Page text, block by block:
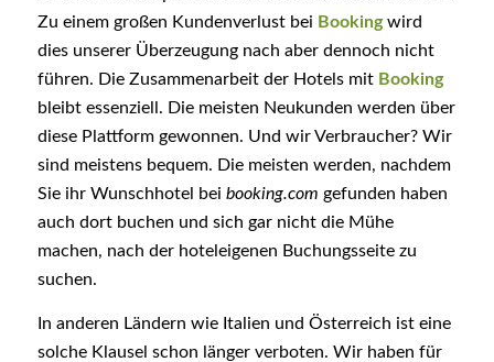
Zu einem großen Kundenverlust bei Bookingwird
dies unserer Überzeugung nach aber dennoch nicht
führen. Die Zusammenarbeit der Hotels mit Booking
bleibt essenziell. Die meisten Neukunden werden über
diese Plattform gewonnen. Und wir Verbraucher? Wir
sind meistens bequem. Die meisten werden, nachdem
Sie ihr Wunschhotel bei booking.com gefunden haben
auch dort buchen und sich gar nicht die Mühe
machen, nach der hoteleigenen Buchungsseite zu
suchen.
In anderen Ländern wie Italien und Österreich ist eine
solche Klausel schon länger verboten. Wir haben für